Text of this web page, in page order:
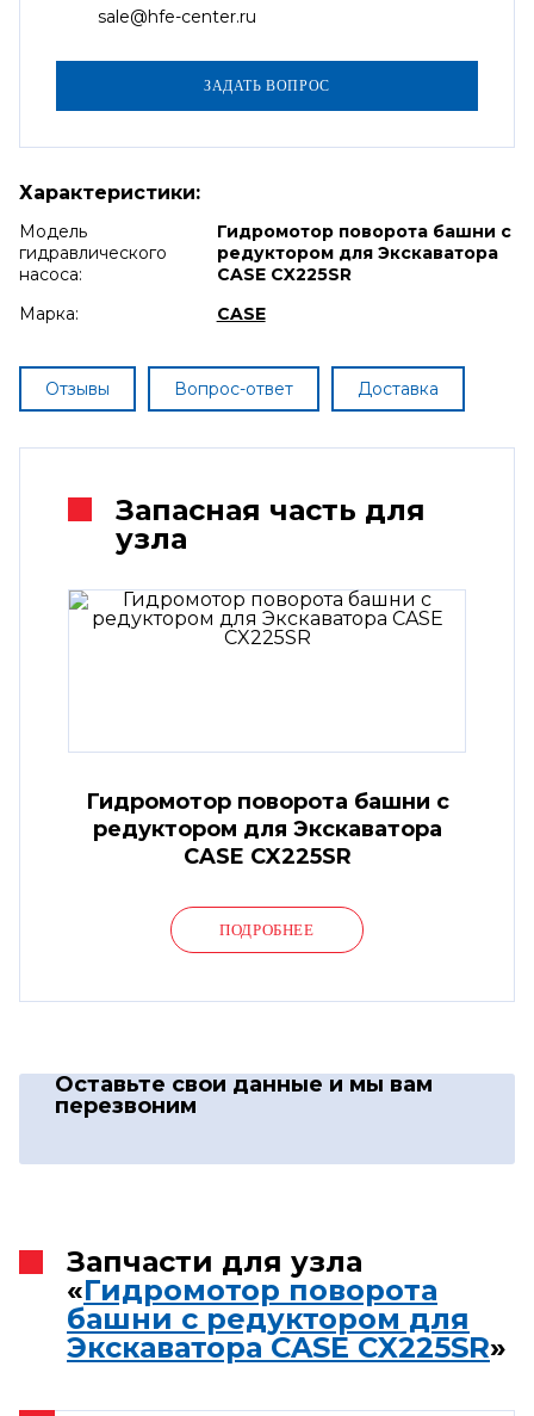
sale@hfe-center.ru
Характеристики:
Модель
гидравлического
насоса:
Гидромотор поворота башни с
редуктором для Экскаватора
CASE CX225SR
Марка:
CASE
Отзывы Вопрос-ответ Доставка
Запасная часть для
узла
Гидромотор поворота башни с
редуктором для Экскаватора
CASE CX225SR
ПОДРОБНЕЕ
Оставьте свои данные и мы вам
перезвоним
Запчасти для узла
«Гидромотор поворота
башни с редуктором для
Экскаватора CASE CX225SR»